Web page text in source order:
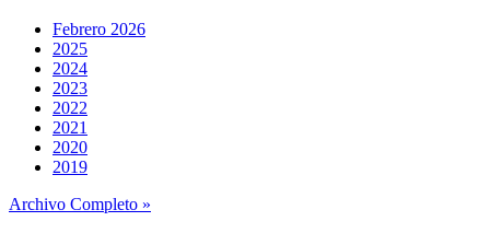
Febrero 2026
2025
2024
2023
2022
2021
2020
2019
Archivo Completo »